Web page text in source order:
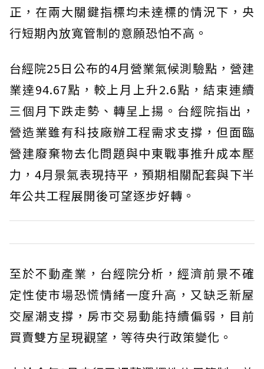
正，在兩大關鍵指標均未達標的情況下，央
行短期內放寬管制的意願恐怕不高。
台經院25日公布的4月營業氣候測驗點，營建
業達94.67點，較上月上升2.6點，結束連續
三個月下跌走勢、轉呈上揚。台經院指出，
營造業雖有科技廠辦工程需求支撐，但面臨
營建廢棄物去化問題與中東戰事推升成本壓
力，4月景氣表現持平，預期相關配套與下半
年公共工程展開後可望逐步好轉。
至於不動產業，台經院分析，經濟前景不確
定性使市場恐慌情緒一度升高，又缺乏新屋
交屋潮支撐，房市交易動能持續偏弱，目前
買賣雙方呈現觀望，等待央行政策變化。